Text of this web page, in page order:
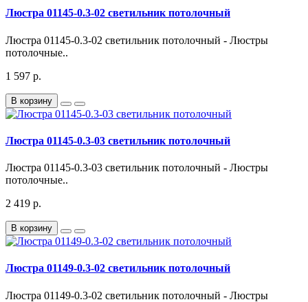
Люстра 01145-0.3-02 светильник потолочный
Люстра 01145-0.3-02 светильник потолочный - Люстры
потолочные..
1 597 р.
В корзину
Люстра 01145-0.3-03 светильник потолочный
Люстра 01145-0.3-03 светильник потолочный - Люстры
потолочные..
2 419 р.
В корзину
Люстра 01149-0.3-02 светильник потолочный
Люстра 01149-0.3-02 светильник потолочный - Люстры